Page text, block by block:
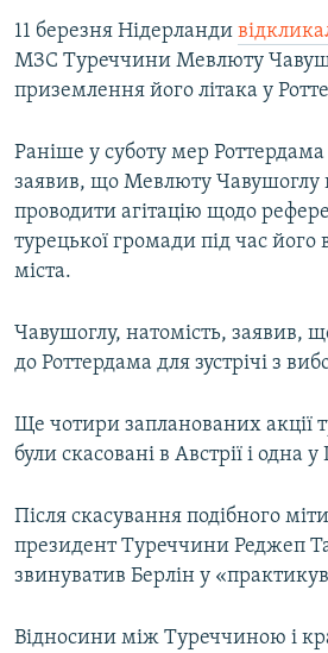
11 березня Нідерланди
МЗС Туреччини Мевлюту
приземлення його літака у
Раніше у суботу мер
заявив, що Мевлюту Чавушоглу
проводити агітацію щодо
турецької громади під час його
міста.
Чавушоглу, натомість, заявив,
до Роттердама для зустрічі з
Ще чотири запланованих акції
були скасовані в Австрії і одна
Після скасування подібного
президент Туреччини Реджеп
звинуватив Берлін у
Відносини між Туреччиною і